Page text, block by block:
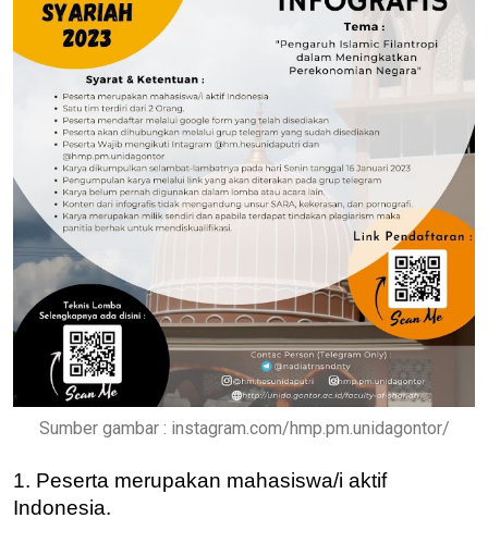
Sumber gambar : instagram.com/hmp.pm.unidagontor/
1. Peserta merupakan mahasiswa/i aktif
Indonesia.